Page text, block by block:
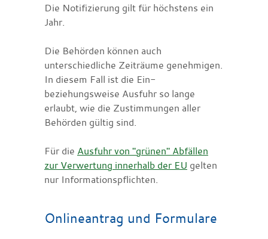
Die Notifizierung gilt für höchstens ein
Jahr.
Die Behörden können auch
unterschiedliche Zeiträume genehmigen.
In diesem Fall ist die Ein-
beziehungsweise Ausfuhr so lange
erlaubt, wie die Zustimmungen aller
Behörden gültig sind.
Für die Ausfuhr von "grünen" Abfällen
zur Verwertung innerhalb der EU gelten
nur Informationspflichten.
Onlineantrag und Formulare